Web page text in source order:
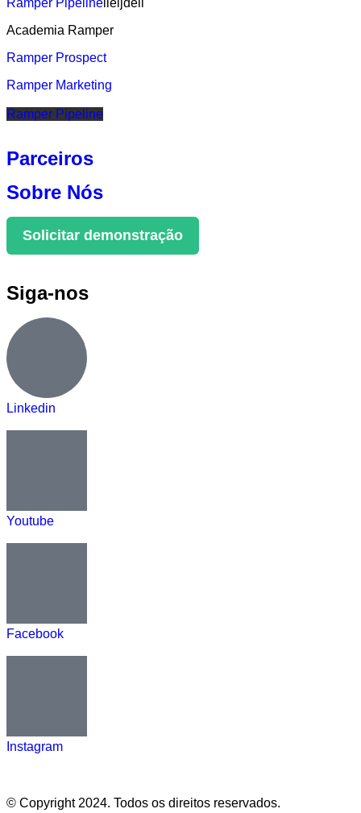
Academia Ramper
Ramper Prospect
Ramper Marketing
Ramper Pipeline
Parceiros
Sobre Nós
Solicitar demonstração
Siga-nos
Linkedin
Youtube
Facebook
Instagram
© Copyright 2024. Todos os direitos reservados.